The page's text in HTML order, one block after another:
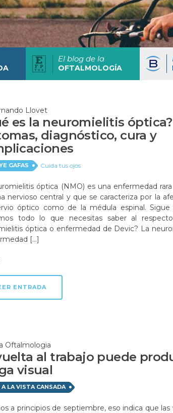
El blog de la
OFTALMOLOGÍA
Llovet
es la neuromielitis óptica?
diagnóstico, cura y
GAFAS Cuida tus ojos
óptica (NMO) es una enfermedad
nervioso central y que se caracteriza por la
óptico como de la médula espinal.
todo lo que necesitas saber al
óptica o enfermedad de Devic? La
[…]
ENTRADA
Oftalmologia
al trabajo puede
visual
LA VISTA CANSADA
a principios de septiembre, eso indica que las